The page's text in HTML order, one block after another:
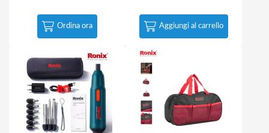
Ordina ora Aggiungi al carrello